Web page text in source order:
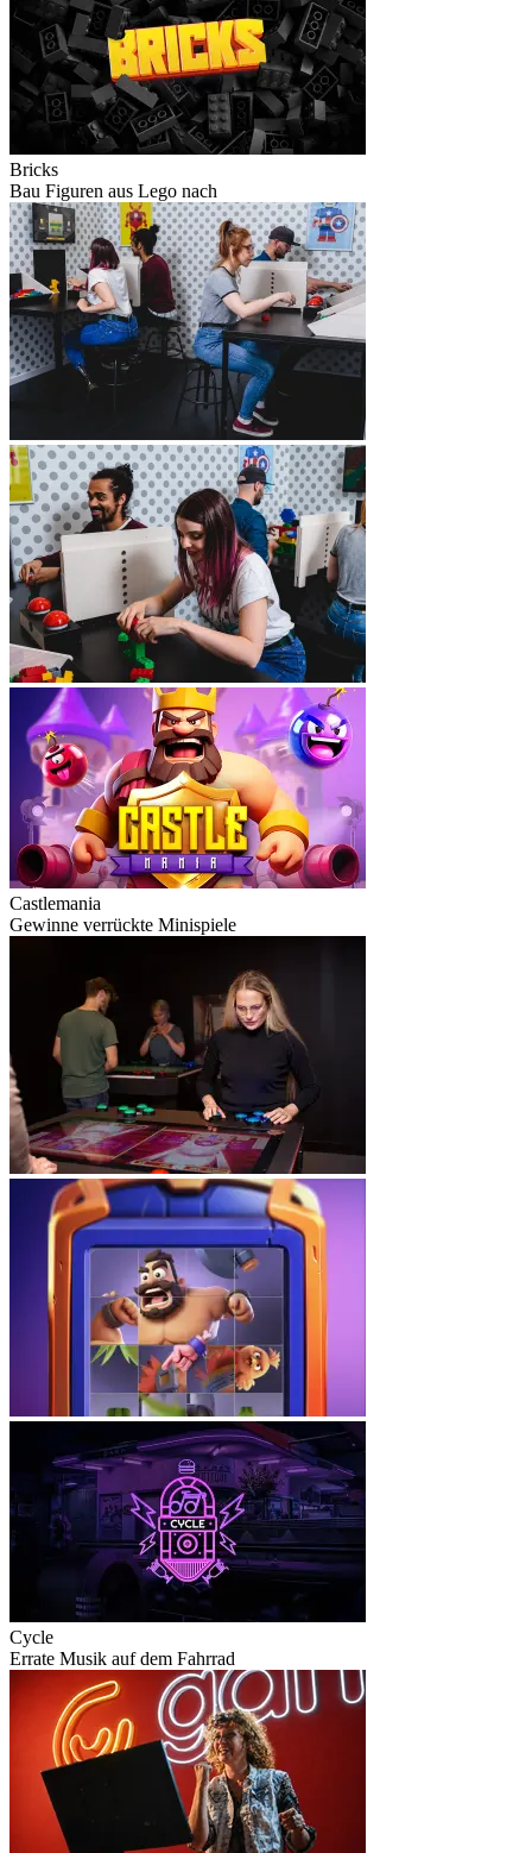
Bricks
Bau Figuren aus Lego nach
Castlemania
Gewinne verrückte Minispiele
Cycle
Errate Musik auf dem Fahrrad